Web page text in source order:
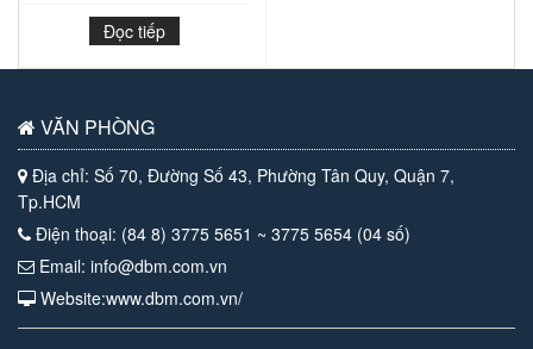
Đọc tiếp
VĂN PHÒNG
Địa chỉ: Số 70, Đường Số 43, Phường Tân Quy, Quận 7,
Tp.HCM
Điện thoại: (84 8) 3775 5651 ~ 3775 5654 (04 số)
Email: info@dbm.com.vn
Website:www.dbm.com.vn/